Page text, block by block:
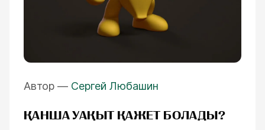
Автор — Сергей Любашин
ҚАНША УАҚЫТ ҚАЖЕТ БОЛАДЫ?